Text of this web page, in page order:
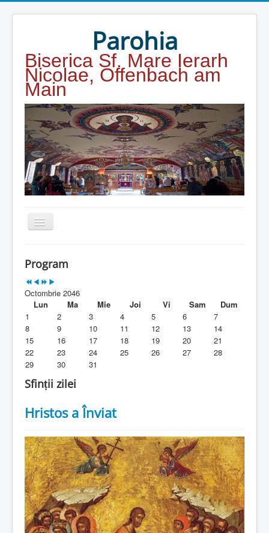
Parohia
Biserica Sf. Mare Ierarh
Nicolae, Offenbach am
Main
Duhovnicesti
Servicii religioase
Alte legaturi
Biblioteca Parohiei
Foaia Parohiei
Activitati copii si tineri
Contact
Program
Octombrie 2046
Lun
Ma Mie Joi Vi Sam
Dum
1
2 3 4 5 6
7
8
9 10 11 12 13
14
15
16 17 18 19 20
21
22
23 24 25 26 27
28
29
30 31
Sfinții zilei
Hristos a Înviat